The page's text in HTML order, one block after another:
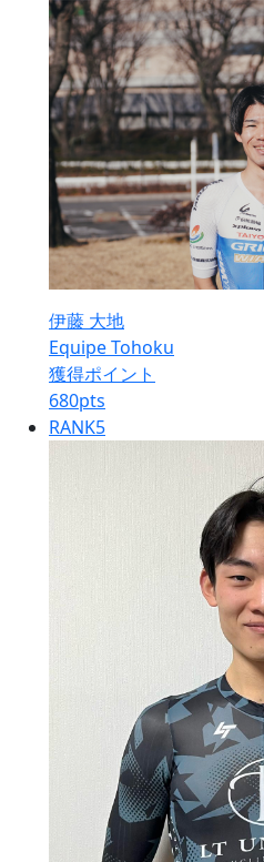
伊藤 大地
Equipe Tohoku
獲得ポイント
680pts
RANK5